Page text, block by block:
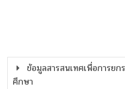
ข้อมูลสารสนเทศเพื่อการย
ศึกษา